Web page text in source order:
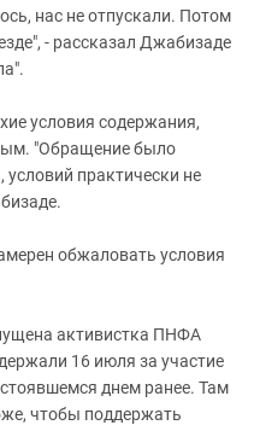
нас не отпускали. Потом
- рассказал Джабизаде
условия содержания,
"Обращение было
практически не
обжаловать условия
активистка ПНФА
16 июля за участие
днем ранее. Там
чтобы поддержать